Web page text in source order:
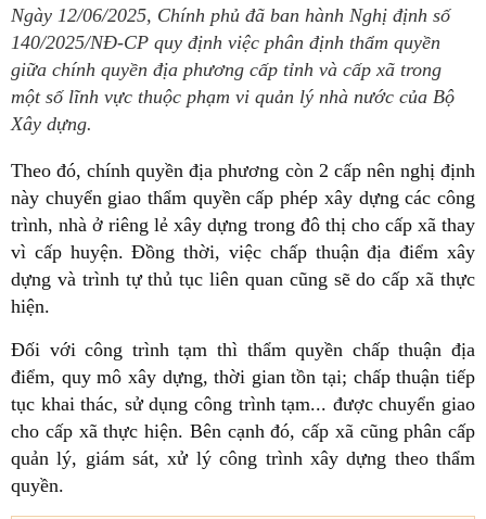
Ngày 12/06/2025, Chính phủ đã ban hành Nghị định số
140/2025/NĐ-CP quy định việc phân định thẩm quyền
giữa chính quyền địa phương cấp tỉnh và cấp xã trong
một số lĩnh vực thuộc phạm vi quản lý nhà nước của Bộ
Xây dựng.
Theo đó, chính quyền địa phương còn 2 cấp nên nghị định
này chuyển giao thẩm quyền cấp phép xây dựng các công
trình, nhà ở riêng lẻ xây dựng trong đô thị cho cấp xã thay
vì cấp huyện. Đồng thời, việc chấp thuận địa điểm xây
dựng và trình tự thủ tục liên quan cũng sẽ do cấp xã thực
hiện.
Đối với công trình tạm thì thẩm quyền chấp thuận địa
điểm, quy mô xây dựng, thời gian tồn tại; chấp thuận tiếp
tục khai thác, sử dụng công trình tạm... được chuyển giao
cho cấp xã thực hiện. Bên cạnh đó, cấp xã cũng phân cấp
quản lý, giám sát, xử lý công trình xây dựng theo thẩm
quyền.